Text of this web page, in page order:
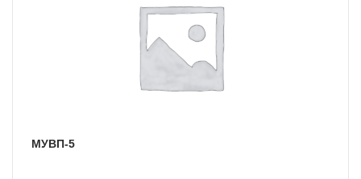
МУВП-5